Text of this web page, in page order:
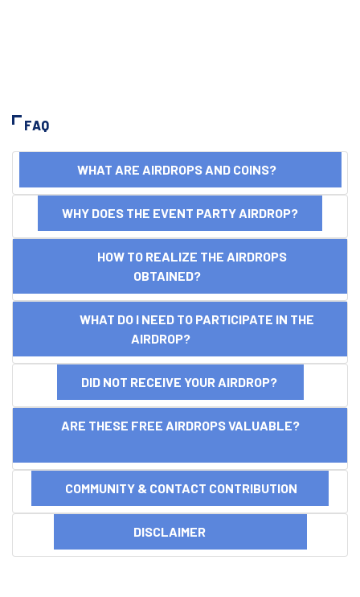
FAQ
WHAT ARE AIRDROPS AND COINS?
WHY DOES THE EVENT PARTY AIRDROP?
HOW TO REALIZE THE AIRDROPS
OBTAINED?
WHAT DO I NEED TO PARTICIPATE IN THE
AIRDROP?
DID NOT RECEIVE YOUR AIRDROP?
ARE THESE FREE AIRDROPS VALUABLE?
COMMUNITY & CONTACT CONTRIBUTION
DISCLAIMER